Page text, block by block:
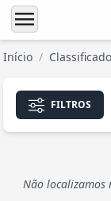
menu
Início /
FILTROS
Não localizamos